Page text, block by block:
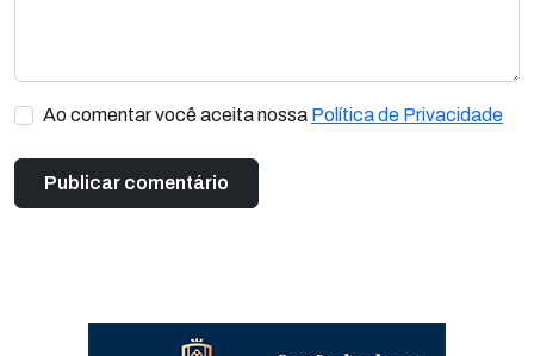
Ao comentar você aceita nossa Política de Privacidade